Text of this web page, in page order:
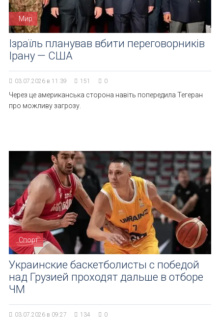
Мир
Ізраїль планував вбити переговорників
Ірану — США
03.07.2026 в 11:39 151 0
Через це американська сторона навіть попередила Тегеран
про можливу загрозу.
Спорт
Украинские баскетболисты с победой
над Грузией проходят дальше в отборе
ЧМ
03.07.2026 в 09:27 134 0